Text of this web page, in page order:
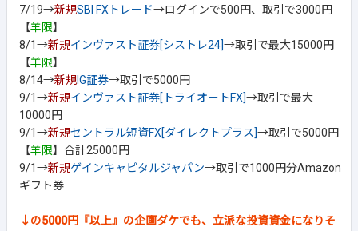
7/19→新規SBI FXトレード→ログインで500円、取引で3000円
【羊限】
8/1→新規インヴァスト証券[シストレ24]→取引で最大15000円
【羊限】
8/14→新規IG証券→取引で5000円
9/1→新規インヴァスト証券[トライオートFX]→取引で最大
10000円
9/1→新規セントラル短資FX[ダイレクトプラス]→取引で5000円
【羊限】合計25000円
9/1→新規ゲインキャピタルジャパン→取引で1000円分Amazon
ギフト券
↓の5000円『以上』の企画ダケでも、立派な投資資金になりそ